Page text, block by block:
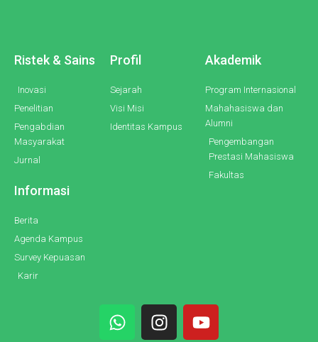
Ristek & Sains
Inovasi
Penelitian
Pengabdian
Masyarakat
Jurnal
Profil
Sejarah
Visi Misi
Identitas Kampus
Akademik
Program Internasional
Mahahasiswa dan
Alumni
Pengembangan
Prestasi Mahasiswa
Fakultas
Informasi
Berita
Agenda Kampus
Survey Kepuasan
Karir
W
h
I
n
Y
o